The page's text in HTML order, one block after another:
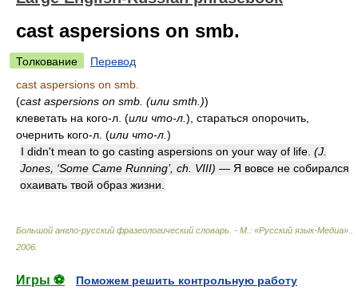
cast aspersions on smb.
Толкование
Перевод
cast aspersions on smb.
(cast aspersions on smb. (или smth.))
клеветать на кого-л. (или что-л. ) , стараться опорочить,
очернить кого-л. (или что-л. )
I didn't mean to go casting aspersions on your way of life. (J.
Jones, ‘Some Came Running’, ch. VIII) — Я вовсе не собирался
охаивать твой образ жизни.
Большой англо-русский фразеологический словарь. - М.: «Русский язык-Медиа».
2006
Игры ⚽ Поможем решить контрольную работу